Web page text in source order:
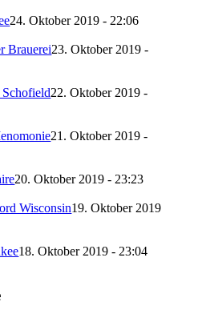
24. Oktober 2019 - 22:06
Brauerei23. Oktober 2019 -
Schofield22. Oktober 2019 -
21. Oktober 2019 -
20. Oktober 2019 - 23:23
Wisconsin19. Oktober 2019
18. Oktober 2019 - 23:04